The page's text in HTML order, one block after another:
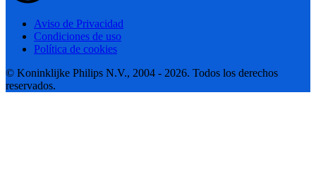
Aviso de Privacidad
Condiciones de uso
Política de cookies
© Koninklijke Philips N.V., 2004 - 2026. Todos los derechos
reservados.